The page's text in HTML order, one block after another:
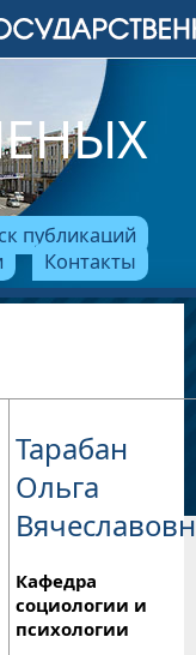
публикаций
Контакты
Тарабан
Ольга
Кафедра
социологии и
психологии